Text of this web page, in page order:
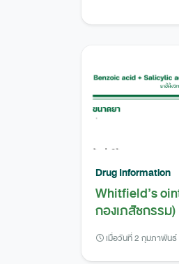
Drug Information
Whitfield’s
กองเภสัชกรรม)
เมื่อวันที่ 2 กุมภาพัน